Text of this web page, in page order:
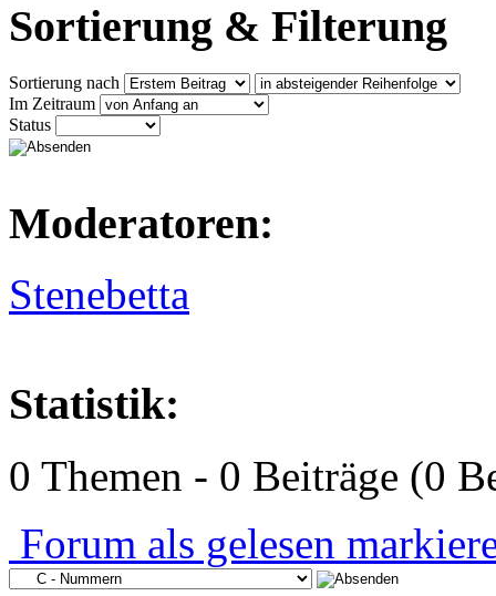
Sortierung & Filterung
Sortierung nach
Im Zeitraum
Status
Moderatoren:
Stenebetta
Statistik:
0 Themen - 0 Beiträge (0
Forum als gelesen